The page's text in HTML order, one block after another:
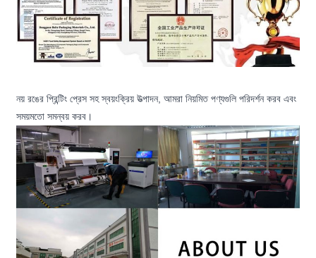
নয় রঙের প্রিন্টিং প্রেস সহ স্বয়ংক্রিয় উত্পাদন, আমরা নিয়মিত পণ্যগুলি পরিদর্শন করব এবং
সময়মতো সমন্বয় করব।